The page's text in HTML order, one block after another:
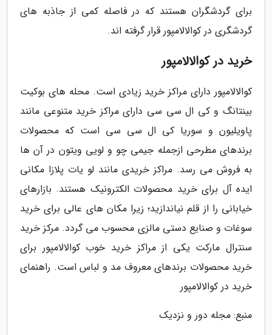
برای گردشگران هستند که در فاصله کمی از جاذبه های
گردشگری در کوالالامپور قرار گرفته اند.
خرید در کوالالامپور
کوالالامپور دارای مراکز خرید زیادی است. محله های بوکیت
بینتانگ و کی ال سی سی دارای مراکز خرید متنوعی مانند
پاویلیون و سوریا کی ال سی سی است که محصولات
برندهای مطرحی ازجمله جیمی چو و لویی ویتون در آن ها
به فروش می رسد. مراکز خریدی مانند لو یات پلازا مکانی
ایده آل برای خرید محصولات الکترونیک هستند. بازارهای
خیابانی را از قلم نیاندازید؛ زیرا مکان های عالی برای خرید
سوغات و صنایع دستی مالزی محسوب می گردد. مرکز خرید
سنترال مارکت یکی از مراکز خرید خوب کوالالامپور برای
خرید محصولات برندهای معروف مد و لباس است. راهنمای
خرید در کوالالامپور
منبع: مجله دور و نزدیک